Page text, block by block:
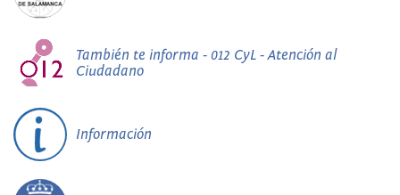
También te informa - 012 CyL - Atención al
Ciudadano
Información